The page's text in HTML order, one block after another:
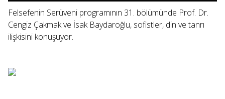
Felsefenin Serüveni programının 31. bölümünde Prof. Dr.
Cengiz Çakmak ve İsak Baydaroğlu, sofistler, din ve tanrı
ilişkisini konuşuyor.